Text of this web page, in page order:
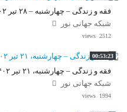
فقه و زندگی – چهارشنبه – ۲۸ تیر ۱۴۰۲
شبکه جهانی نور
2512 views
00:53:23
فقه و زندگی – چهارشنبه، ۲۱ تیر ۱۴۰۲
شبکه جهانی نور
1994 views